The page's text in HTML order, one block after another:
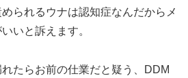
られるウナは認知症なんだからメ
いと訴えます。
たらお前の仕業だと疑う、DDM